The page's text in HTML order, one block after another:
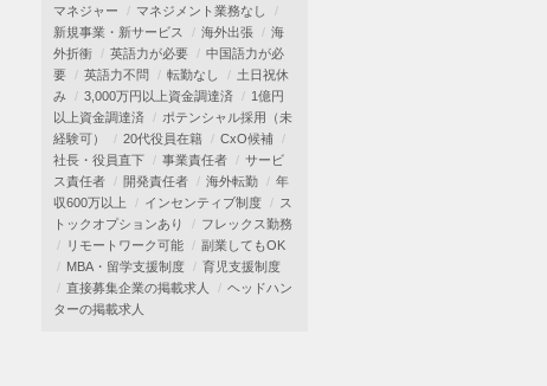
マネジャー
マネジメント業務なし
新規事業・新サービス
海外出張
海
外折衝
英語力が必要
中国語力が必
要
英語力不問 転勤なし
土日祝休
み
3,000万円以上資金調達済
1億円
以上資金調達済
ポテンシャル採用（未
経験可）
20代役員在籍
CxO候補
社長・役員直下
事業責任者
サービ
ス責任者
開発責任者 海外転勤
年
収600万以上
インセンティブ制度
ス
トックオプションあり
フレックス勤務
リモートワーク可能
副業してもOK
MBA・留学支援制度
育児支援制度
直接募集企業の掲載求人
ヘッドハン
ターの掲載求人